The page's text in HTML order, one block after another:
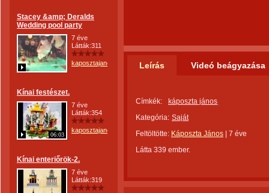
Stacey &amp; Deralds
Wedding pool party
7 éve
Látták:311
kaposztajanos
Kínai festészet.
06:03
7 éve
Látták:354
kaposztajanos
Kínai enteriőrök-2.
7 éve
Látták:319
Leírás Videó beágyazása
Címkék:
káposzta jános
Kategória: Saját
Feltöltötte: Káposzta János
7 éve
Látta 339 ember.